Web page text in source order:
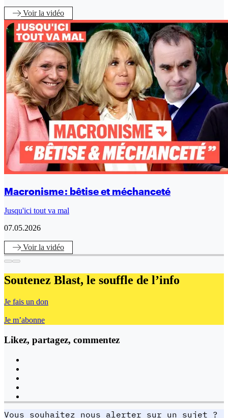
Voirla vidéo
Macronisme : bêtise et méchanceté
Jusqu'ici tout va mal
07.05.2026
Voirla vidéo
Soutenez Blast, le souffle de l’info
Je fais un don
Je m’abonne
Likez, partagez, commentez
Vous souhaitez nous alerter sur un sujet ?